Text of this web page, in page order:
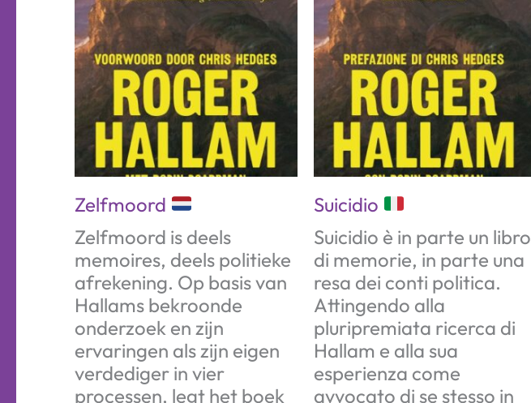
Zelfmoord
Zelfmoord is deels
memoires, deels politieke
afrekening. Op basis van
Hallams bekroonde
onderzoek en zijn
ervaringen als zijn eigen
verdediger in vier
processen, legt het boek
Suicidio
Suicidio è in parte un libro
di memorie, in parte una
resa dei conti politica.
Attingendo alla
pluripremiata ricerca di
Hallam e alla sua
esperienza come
avvocato di se stesso in